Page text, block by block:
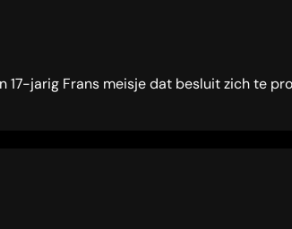
jarig Frans meisje dat besluit zich te